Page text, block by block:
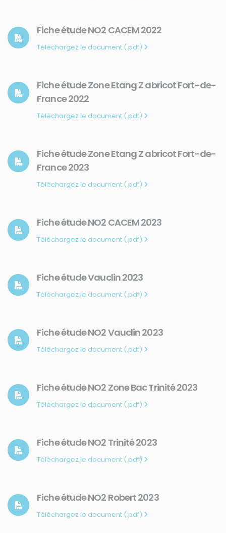
Fiche étude NO2 CACEM 2022
Téléchargez le document (.pdf)
Fiche étude Zone Etang Z abricot Fort-de-
France 2022
Téléchargez le document (.pdf)
Fiche étude Zone Etang Z abricot Fort-de-
France 2023
Téléchargez le document (.pdf)
Fiche étude NO2 CACEM 2023
Téléchargez le document (.pdf)
Fiche étude Vauclin 2023
Téléchargez le document (.pdf)
Fiche étude NO2 Vauclin 2023
Téléchargez le document (.pdf)
Fiche étude NO2 Zone Bac Trinité 2023
Téléchargez le document (.pdf)
Fiche étude NO2 Trinité 2023
Téléchargez le document (.pdf)
Fiche étude NO2 Robert 2023
Téléchargez le document (.pdf)
MENU
Qui sommes-nous ?
Comprendre
NOS SERVICES
Presse
Collectivités
Mesures du réseau Sargasses
Open Data
31, rue du Pr. Raymond Garcin, 97200 Fort-de-France
© Madininair 2026. Tous droits réservés.